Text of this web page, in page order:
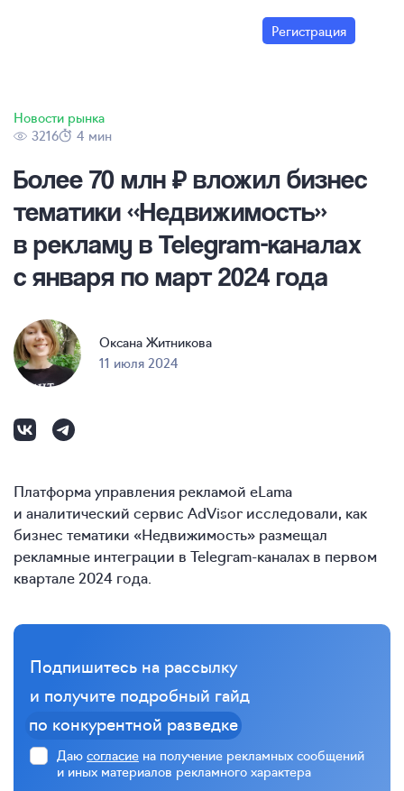
Регистрация
Новости рынка
3216
4 мин
Более 70 млн ₽ вложил бизнес
тематики «Недвижимость»
в рекламу вTelegram-каналах
с января по март 2024 года
Оксана Житникова
11 июля 2024
Платформа управления рекламой eLama
и аналитический сервис AdVisor исследовали, как
бизнес тематики «Недвижимость» размещал
рекламные интеграции в Telegram-каналах в первом
квартале 2024 года.
Подпишитесь на рассылку
и получите подробный гайд
по конкурентной разведке
Даю согласие на получение рекламных сообщений
и иных материалов рекламного характера